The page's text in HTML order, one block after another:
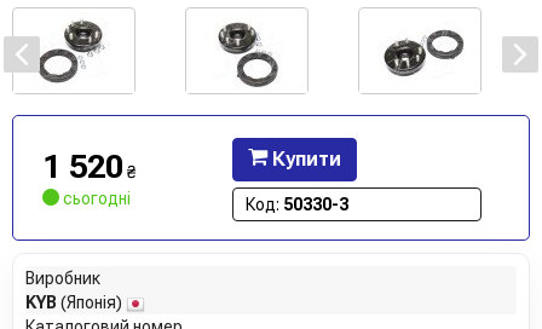
1 520 ₴
сьогодні
Купити
Код: 50330-3
Виробник
KYB (Японія)